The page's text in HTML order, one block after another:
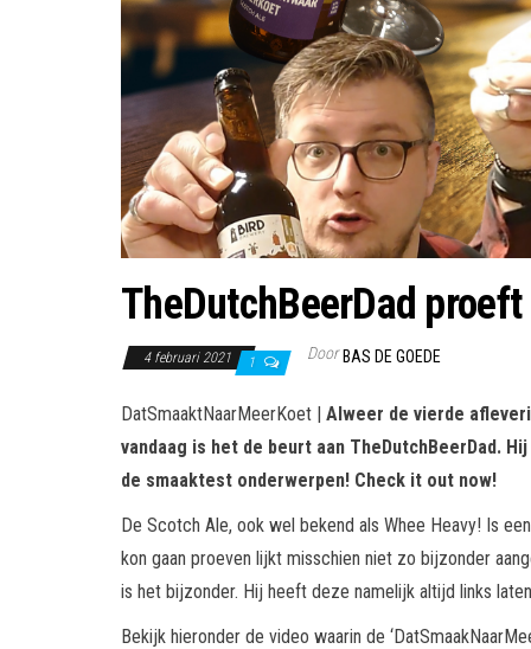
TheDutchBeerDad
4 februari 2021 1 Door BAS DE GOEDE
DatSmaaktNaarMeerKoet | Alweer de vierde
vandaag is het de beurt aan TheDutchBeerDad.
de smaaktest onderwerpen! Check it out now!
De Scotch Ale, ook wel bekend als Whee Heavy! Is
kon gaan proeven lijkt misschien niet zo bijzonder
is het bijzonder. Hij heeft deze namelijk altijd links
Bekijk hieronder de video waarin de